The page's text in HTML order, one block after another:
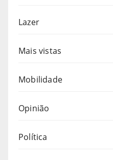
Lazer
Mais vistas
Mobilidade
Opinião
Política